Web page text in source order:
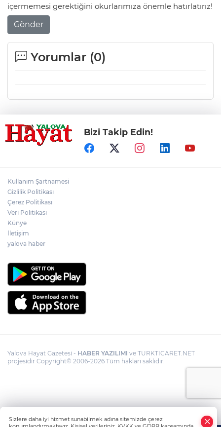
içermemesi gerektiğini okurlarımıza önemle hatırlatırız!
Gönder
Yorumlar (0)
Bizi Takip Edin!
Kullanım Şartnamesi
Gizlilik Politikası
Çerez Politikası
Veri Politikası
Künye
İletişim
yalova haber
Yalova Hayat Gazetesi - HABER YAZILIMI ve TURKTICARET.NET
projesidir Copyright© 2006-2026 Tüm hakları saklıdır.
Sizlere daha iyi hizmet sunabilmek adına sitemizde çerez